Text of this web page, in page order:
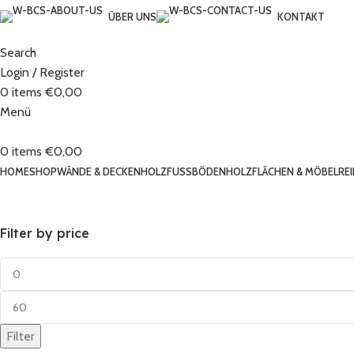
ÜBER UNS KONTAKT
Search
Login / Register
0 items €0,00
Menü
0 items €0,00
HOMESHOPWÄNDE & DECKENHOLZFUSSBÖDEN HOLZFLÄCHEN & MÖBEL
Filter by price
Filter